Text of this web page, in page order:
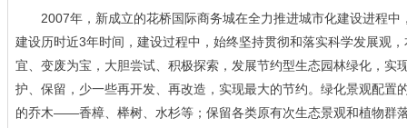
2007年，新成立的花桥国际商务城在全力推进城市化建设进程中
建设历时近3年时间，建设过程中，始终坚持贯彻和落实科学发展观
宜、变废为宝，大胆尝试、积极探索，发展节约型生态园林绿化，实
护、保留，少一些再开发、再改造，实现最大的节约。绿化景观配置
的乔木——香樟、榉树、水杉等；保留各类原有次生态景观和植物